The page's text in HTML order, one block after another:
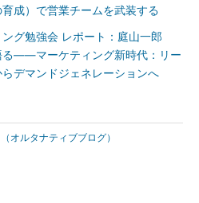
成）で営業チームを武装する
グ勉強会 レポート：庭山一郎
る――マーケティング新時代：リー
らデマンドジェネレーションへ
オルタナティブブログ）